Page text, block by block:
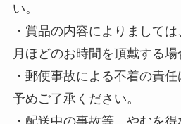
い。
・賞品の内容によりまして
月ほどのお時間を頂戴する場
・郵便事故による不着の責
予めご了承ください。
・配送中の事故等、やむを